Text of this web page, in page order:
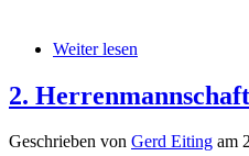
Weiter lesen
2.
Geschrieben von Gerd Eiting am